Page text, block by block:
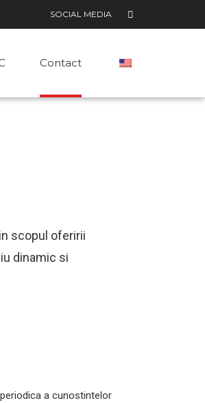
SOCIAL MEDIA
Contact
scopul oferirii
dinamic si
a cunostintelor